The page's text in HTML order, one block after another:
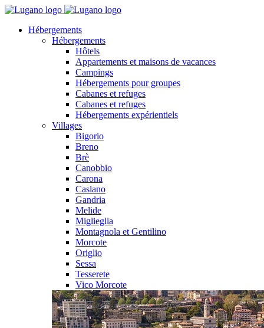
Hébergements
Hébergements
Hôtels
Appartements et maisons de vacances
Campings
Hébergements pour groupes
Cabanes et refuges
Cabanes et refuges
Hébergements expérientiels
Villages
Bigorio
Breno
Brè
Canobbio
Carona
Caslano
Gandria
Melide
Miglieglia
Montagnola et Gentilino
Morcote
Origlio
Sessa
Tesserete
Vico Morcote